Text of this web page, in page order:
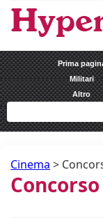
Prima
Militari
Altro
Cinema >